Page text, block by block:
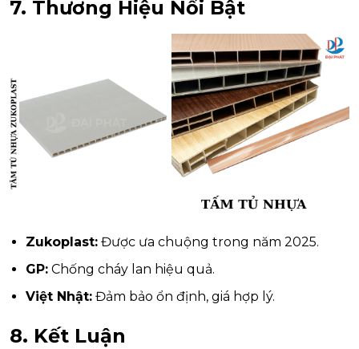
7. Thương Hiệu Nổi Bật
Zukoplast: Được ưa chuộng trong năm 2025.
GP: Chống cháy lan hiệu quả.
Việt Nhật: Đảm bảo ổn định, giá hợp lý.
8. Kết Luận